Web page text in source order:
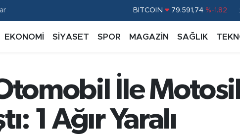
DOLAR 45,43620 %0.02
EURO 53,38690 %0.19
BİST100 14.598,00 %0
EKONOMİ SİYASET SPOR MAGAZİN SAĞLIK
İle
1 Ağır Yaralı